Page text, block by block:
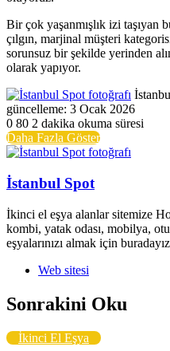
Bir çok yaşanmışlık izi taşıyan
çılgın, marjinal müşteri
sorunsuz bir şekilde yerinden
olarak yapıyor.
güncelleme: 3 Ocak 2026
0 80 2 dakika okuma süresi
Daha Fazla Göster
İstanbul Spot
İkinci el eşya alanlar sitemize
kombi, yatak odası, mobilya,
eşyalarınızı almak için
Web sitesi
Sonrakini Oku
İkinci El Eşya